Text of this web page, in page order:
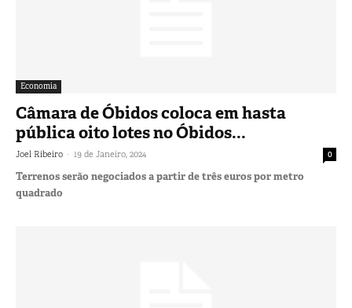
Economia
Câmara de Óbidos coloca em hasta
pública oito lotes no Óbidos...
Joel Ribeiro - 19 de Janeiro, 2024 0
Terrenos serão negociados a partir de três euros por metro
quadrado